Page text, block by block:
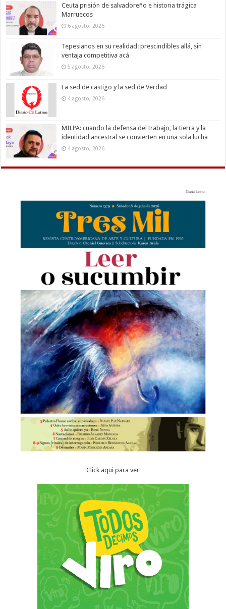
Ceuta prisión de salvadoreño e historia trágica
Marruecos
6 agosto, 2026
Tepesianos en su realidad: prescindibles allá, sin
ventaja competitiva acá
5 agosto, 2026
La sed de castigo y la sed de Verdad
4 agosto, 2026
MILPA: cuando la defensa del trabajo, la tierra y la
identidad ancestral se convierten en una sola lucha
4 agosto, 2026
Click aqui para ver